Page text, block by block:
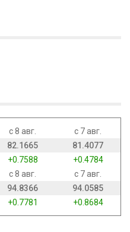
с 8 авг.
с 7 авг.
82.1665
81.4077
+0.7588
+0.4784
с 8 авг.
с 7 авг.
94.8366
94.0585
+0.7781
+0.8684